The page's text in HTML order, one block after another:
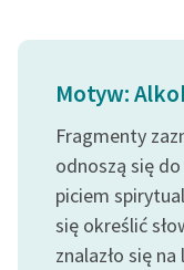
Motyw:
Fragmenty
odnoszą się
piciem
się określić
znalazło się